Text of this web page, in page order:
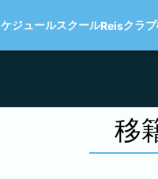
ジュールスクールReisクラ
移